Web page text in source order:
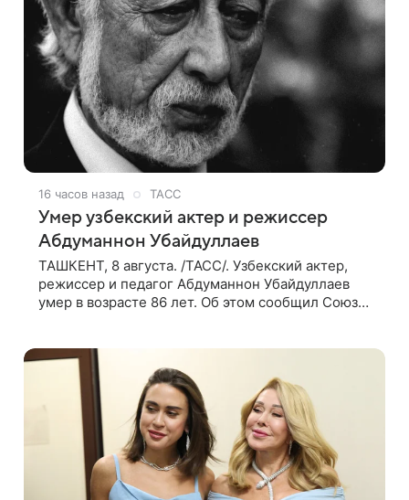
16 часов назад ТАСС
Умер узбекский актер и режиссер
Абдуманнон Убайдуллаев
ТАШКЕНТ, 8 августа. /ТАСС/. Узбекский актер,
режиссер и педагог Абдуманнон Убайдуллаев
умер в возрасте 86 лет. Об этом сообщил Союз